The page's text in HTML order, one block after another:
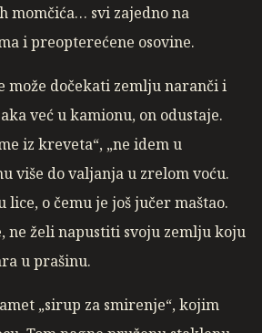
momčića… svi zajedno na
i preopterećene osovine.
može dočekati zemlju naranči i
već u kamionu, on odustaje.
iz kreveta“, „ne idem u
više do valjanja u zrelom voću.
o čemu je još jučer maštao.
ne želi napustiti svoju zemlju koju
u prašinu.
„sirup za smirenje“, kojim